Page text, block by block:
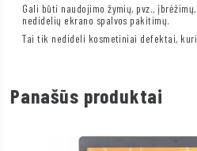
Gali būti naudojimo žymių, pvz.,
nedidelių ekrano spalvos pakitimų.
Tai tik nedideli kosmetiniai defektai,
Panašūs produktai